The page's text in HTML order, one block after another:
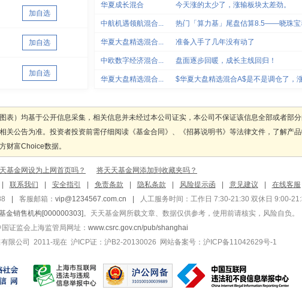
加自选
加自选
加自选
华夏成长混合 今天涨的太少了，涨输板块太差劲。
中航机遇领航混合... 热门「算力基」尾盘估算8.5——晓珠宝
华夏大盘精选混合... 准备入手了几年没有动了
中欧数字经济混合... 盘面逐步回暖，成长主线回归！
华夏大盘精选混合... $华夏大盘精选混合A$是不是调仓了，
）均基于公开信息采集，相关信息并未经过本公司证实，本公司不保证该信息全部或者部分
关公告为准。投资者投资前需仔细阅读《基金合同》、《招募说明书》等法律文件，了解产
财富Choice数据。
基金网设为上网首页吗？
将天天基金网添加到收藏夹吗？
联系我们 安全指引 免责条款 隐私条款 风险提示函 意见建议
在线客服
客服邮箱： vip@1234567.com.cn
人工服务时间：工作日 7:30-21:30 双休日 9:00-
金销售机构[000000303]。天天基金网所载文章、数据仅供参考，使用前请核实，风险自负。
国证监会上海监管局网址： www.csrc.gov.cn/pub/shanghai
限公司 2011-现在 沪ICP证：沪B2-20130026 网站备案号：沪ICP备11042629号-1